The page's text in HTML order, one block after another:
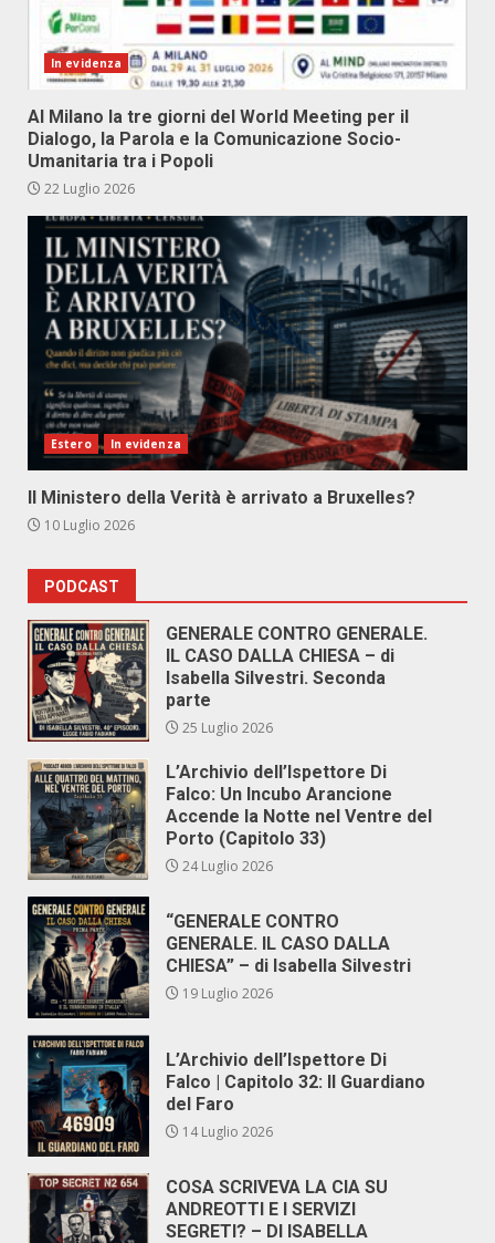
In evidenza
Al Milano la tre giorni del World Meeting per il
Dialogo, la Parola e la Comunicazione Socio-
Umanitaria tra i Popoli
22 Luglio 2026
Estero In evidenza
Il Ministero della Verità è arrivato a Bruxelles?
10 Luglio 2026
PODCAST
GENERALE CONTRO GENERALE.
IL CASO DALLA CHIESA – di
Isabella Silvestri. Seconda
parte
25 Luglio 2026
L’Archivio dell’Ispettore Di
Falco: Un Incubo Arancione
Accende la Notte nel Ventre del
Porto (Capitolo 33)
24 Luglio 2026
“GENERALE CONTRO
GENERALE. IL CASO DALLA
CHIESA” – di Isabella Silvestri
19 Luglio 2026
L’Archivio dell’Ispettore Di
Falco | Capitolo 32: Il Guardiano
del Faro
14 Luglio 2026
COSA SCRIVEVA LA CIA SU
ANDREOTTI E I SERVIZI
SEGRETI? – DI ISABELLA